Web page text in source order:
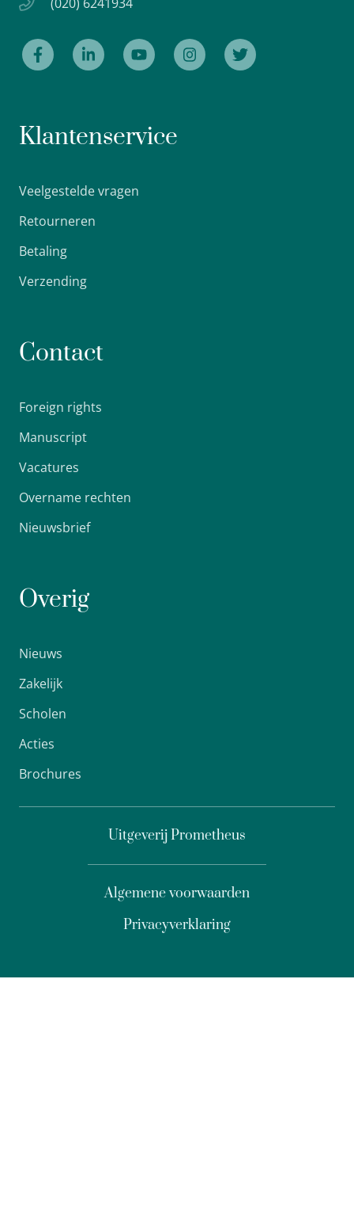
Klantenservice
Veelgestelde vragen
Retourneren
Betaling
Verzending
Contact
Foreign rights
Manuscript
Vacatures
Overname rechten
Nieuwsbrief
Overig
Nieuws
Zakelijk
Scholen
Acties
Brochures
Uitgeverij Prometheus
Privacyverklaring
Algemene voorwaarden